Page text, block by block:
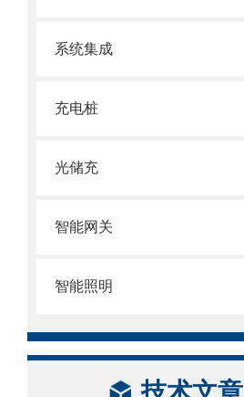
系统集成
充电桩
光储充
智能网关
智能照明